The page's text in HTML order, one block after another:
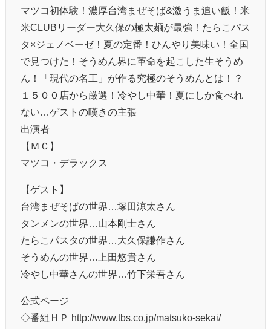
マツコ初体験！濃厚台湾まぜそば&激うま追い飯！米
米CLUBリーダー大久保の極太麺が最強！たらこパス
タ×ジェノベーゼ！夏の定番！ひんやり美味い！全国
で見つけた！そうめん界に革命を起こした生そうめ
ん！「現代の名工」が作る究極のそうめんとは！？
１５００店から厳選！冷やし中華！夏にしか食べれ
ない…ゲストの嘆きの主張
出演者
【ＭＣ】
マツコ・デラックス
【ゲスト】
台湾まぜそばの世界…塚田涼太さん
タンメンの世界…山本剛士さん
たらこパスタの世界…大久保謙作さん
そうめんの世界…上田悠貴さん
冷やし中華さんの世界…竹下栄吾さん
公式ページ
◇番組ＨＰ http://www.tbs.co.jp/matsuko-sekai/